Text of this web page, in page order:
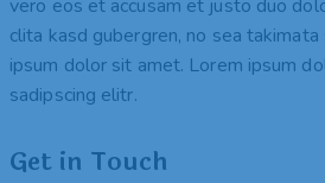
vero eos et accusam et justo duo
clita kasd gubergren, no sea
ipsum dolor sit amet. Lorem ipsum
sadipscing elitr.
Get in Touch